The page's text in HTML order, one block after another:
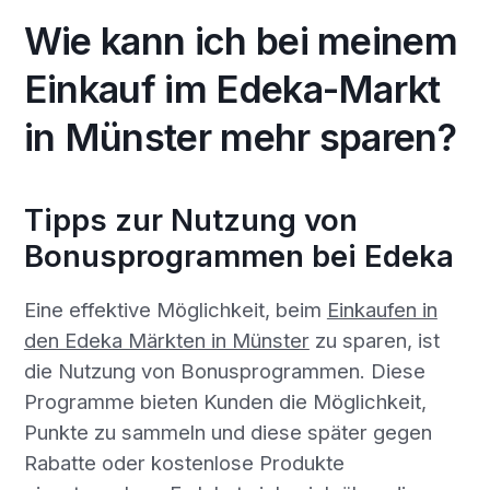
Wie kann ich bei meinem
Einkauf im Edeka-Markt
in Münster mehr sparen?
Tipps zur Nutzung von
Bonusprogrammen bei Edeka
Eine effektive Möglichkeit, beim Einkaufen in
den Edeka Märkten in Münsterzu sparen, ist
die Nutzung von Bonusprogrammen. Diese
Programme bieten Kunden die Möglichkeit,
Punkte zu sammeln und diese später gegen
Rabatte oder kostenlose Produkte